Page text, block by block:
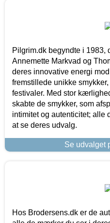
Pilgrim.dk begyndte i 1983,
Annemette Markvad og
deres innovative energi
fremstillede unikke
festivaler. Med stor
skabte de smykker, som
intimitet og autenticitet; alle
at se deres udvalg.
Se udvalget
Hos Brodersens.dk er de